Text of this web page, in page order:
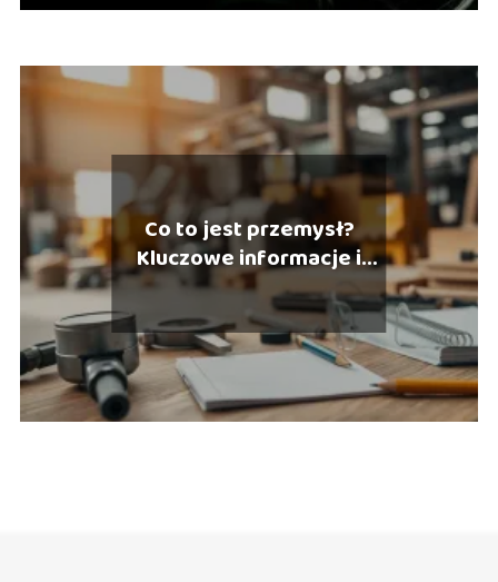
Co to jest przemysł?
Kluczowe informacje i
definicje